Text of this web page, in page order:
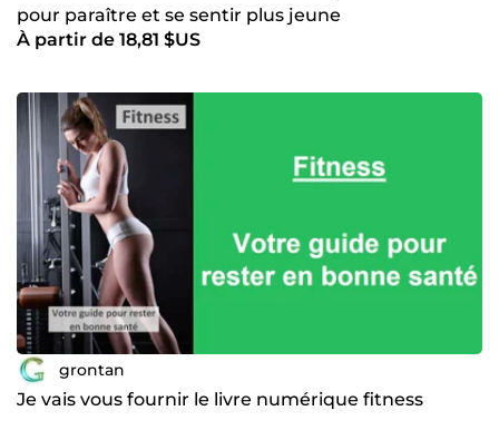
pour paraître et se sentir plus jeune
À partir de 18,81 $US
grontan
Je vais vous fournir le livre numérique fitness